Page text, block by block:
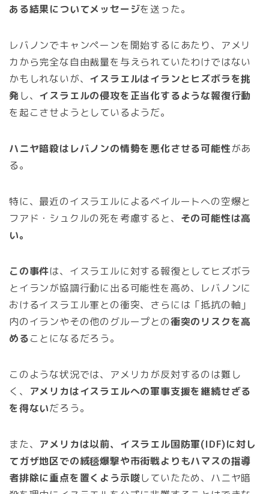
ある結果についてメッセージを送った。
レバノンでキャンペーンを開始するにあたり、アメリ
カから完全な自由裁量を与えられていたわけではない
かもしれないが、 イスラエルはイランとヒズボラを挑
発し、 イスラエルの侵攻を正当化するような報復行動
を起こさせようとしているようだ。
ハニヤ暗殺はレバノンの情勢を悪化させる可能性があ
る。
特に、最近のイスラエルによるベイルートへの空爆と
フアド・シュクルの死を考慮すると、 その可能性は高
い。
この事件は、イスラエルに対する報復としてヒズボラ
とイランが協調行動に出る可能性を高め、レバノンに
おけるイスラエル軍との衝突、さらには「抵抗の軸」
内のイランやその他のグループとの衝突のリスクを高
めることになるだろう。
このような状況では、アメリカが反対するのは難し
く、
アメリカはイスラエルへの軍事支援を継続せざる
を得ないだろう。
また、 アメリカは以前、イスラエル国防軍(IDF)に対し
てガザ地区での絨毯爆撃や市街戦よりもハマスの指導
者排除に重点を置くよう示唆していたため、ハニヤ暗